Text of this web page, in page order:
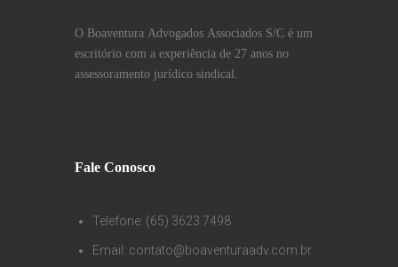
O Boaventura Advogados Associados S/C é um
escritório com a experiência de 27 anos no
assessoramento jurídico sindical.
Fale Conosco
Telefone: (65) 3623 7498
Email: contato@boaventuraadv.com.br